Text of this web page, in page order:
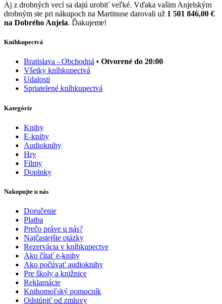
Aj z drobných vecí sa dajú urobiť veľké. Vďaka vašim Anjelským
drobným ste pri nákupoch na Martinuse darovali už 1 501 846,00 €
na Dobrého Anjela. Ďakujeme!
Kníhkupectvá
Bratislava - Obchodná • Otvorené do 20:00
Všetky kníhkupectvá
Udalosti
Spriatelené kníhkupectvá
Kategórie
Knihy
E-knihy
Audioknihy
Hry
Filmy
Doplnky
Nakupujte u nás
Doručenie
Platba
Prečo práve u nás?
Najčastejšie otázky
Rezervácia v kníhkupectve
Ako čítať e-knihy
Ako počúvať audioknihy
Pre školy a knižnice
Reklamácie
Knihomoľský pomocník
Odstúpiť od zmluvy